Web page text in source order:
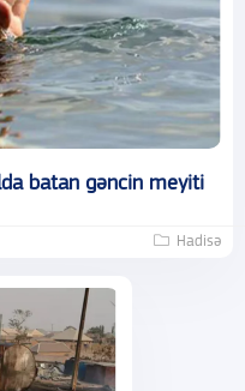
batan gəncin meyiti
Hadisə